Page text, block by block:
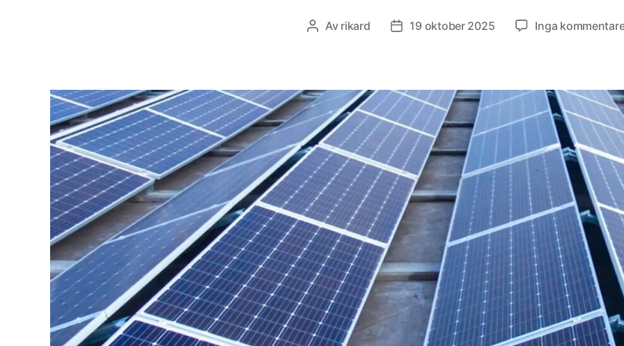
Inläggsförfattare
Av rikard Inläggsdatum
19 oktober 2025 Inga